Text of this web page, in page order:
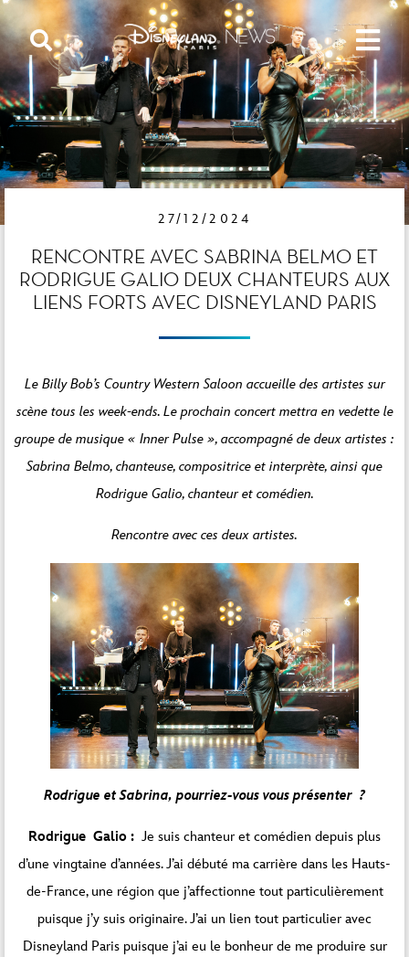
27/12/2024
RENCONTRE AVEC SABRINA BELMO ET
RODRIGUE GALIO DEUX CHANTEURS AUX
LIENS FORTS AVEC DISNEYLAND PARIS
Le Billy Bob’s Country Western Saloon accueille des artistes sur
scène tous les week-ends. Le prochain concert mettra en vedette le
groupe de musique « Inner Pulse », accompagné de deux artistes :
Sabrina Belmo, chanteuse, compositrice et interprète, ainsi que
Rodrigue Galio, chanteur et comédien.
Rencontre avec ces deux artistes.
Rodrigue et Sabrina, pourriez-vous vous présenter ?
Rodrigue Galio : Je suis chanteur et comédien depuis plus
d’une vingtaine d’années. J’ai débuté ma carrière dans les Hauts-
de-France, une région que j’affectionne tout particulièrement
puisque j’y suis originaire. J’ai un lien tout particulier avec
Disneyland Paris puisque j’ai eu le bonheur de me produire sur